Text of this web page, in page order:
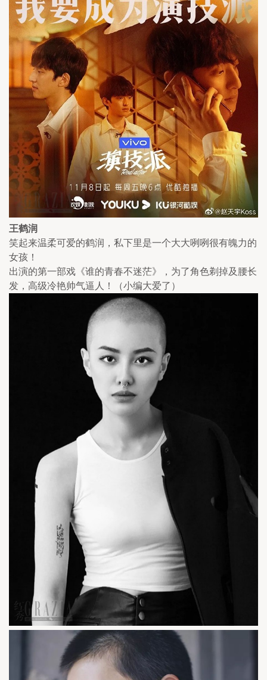
王鹤润
笑起来温柔可爱的鹤润，私下里是一个大大咧咧很有魄力的
女孩！
出演的第一部戏《谁的青春不迷茫》，为了角色剃掉及腰长
发，高级冷艳帅气逼人！（小编大爱了）